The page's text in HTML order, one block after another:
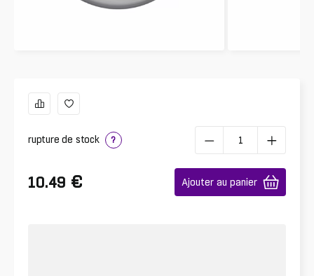
rupture de stock ?
10.49 € Ajouter au panier